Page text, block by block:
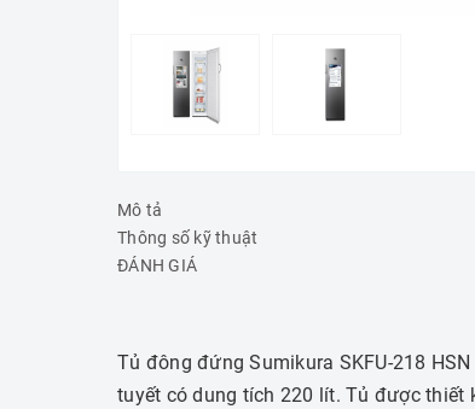
Mô tả
Thông số kỹ thuật
ĐÁNH GIÁ
Tủ đông đứng Sumikura SKFU-218
tuyết có dung tích 220 lít. Tủ được thiết